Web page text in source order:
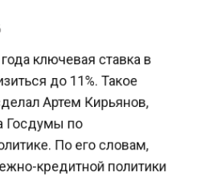
ключевая ставка в
до 11%. Такое
Артем Кирьянов,
Госдумы по
По его словам,
кредитной политики
отражается на